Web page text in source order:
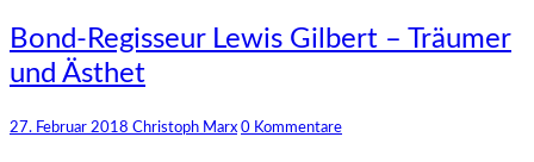
Bond-
Regisseur
Lewis
–
Bond-Regisseur Lewis Gilbert – Träumer
und Ästhet
27. Februar 2018 Christoph Marx Kommentare
0 Kommentare